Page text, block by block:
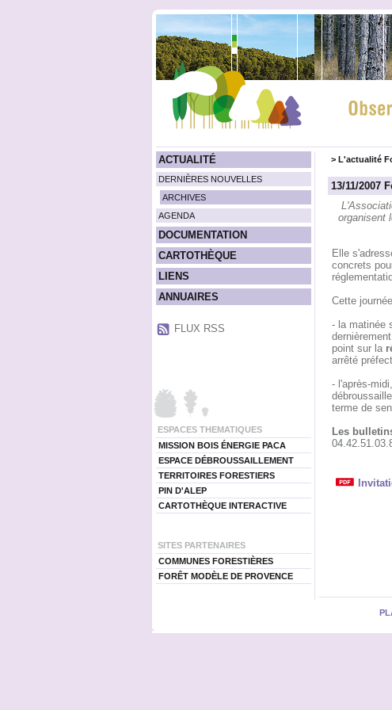
ACTUALITÉ
DERNIÈRES NOUVELLES
ARCHIVES
AGENDA
DOCUMENTATION
CARTOTHÈQUE
LIENS
ANNUAIRES
FLUX RSS
ESPACES THEMATIQUES
MISSION BOIS ÉNERGIE PACA
ESPACE DÉBROUSSAILLEMENT
TERRITOIRES FORESTIERS
PIN D'ALEP
CARTOTHÈQUE INTERACTIVE
SITES PARTENAIRES
COMMUNES FORESTIÈRES
FORÊT MODÈLE DE PROVENCE
> L'actualité
13/11/2007
organisent
Elle
concrets
Cette
- la matinée
point sur la
arrêté
- l'après-
terme de
Les